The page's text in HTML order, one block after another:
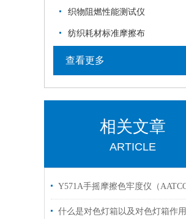
织物阻燃性能测试仪
纺织耗材标准摩擦布
查看更多
相关文章
ARTICLE
什么是对色灯箱以及对色灯箱作用